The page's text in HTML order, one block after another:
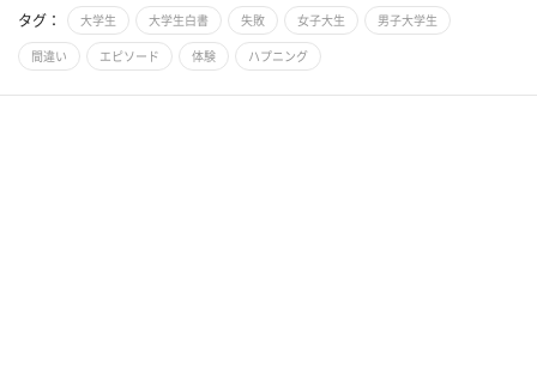
タグ： 大学生 大学生白書 失敗 女子大生 男子大学生
間違い エピソード 体験 ハプニング